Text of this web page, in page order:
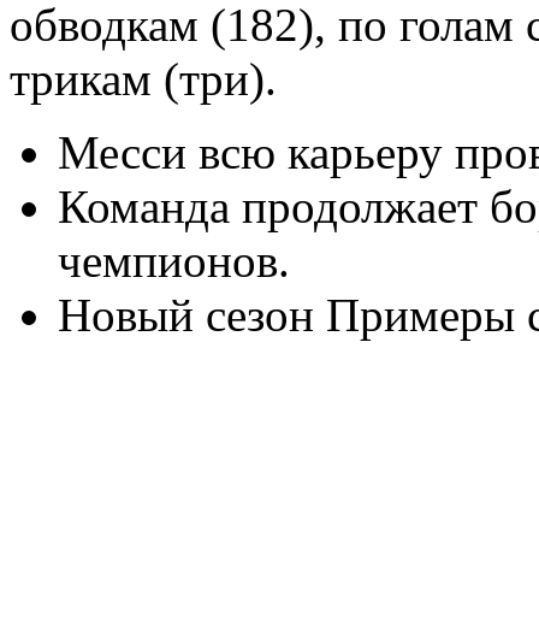
обводкам (182), по
трикам (три).
Месси всю карьеру
Команда продолжает
чемпионов.
Новый сезон Примеры